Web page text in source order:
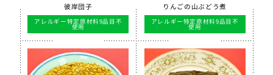
彼岸団子
アレルギー特定原材料9品目不
使用
りんごの山ぶどう煮
アレルギー特定原材料9品目不
使用